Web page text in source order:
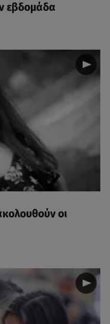
εβδομάδα
οι